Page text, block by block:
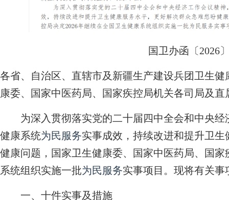
国卫办函〔2026
各省、自治区、直辖市及新疆生产建设兵团卫生
康委、国家中医药局、国家疾控局机关各司局及直
为深入贯彻落实党的二十届四中全会和中央经
健康系统为民服务实事成效，持续改进和提升卫
健康问题，国家卫生健康委、国家中医药局、国
系统组织实施一批为民服务实事项目。现将有关事
一、十件实事及措施